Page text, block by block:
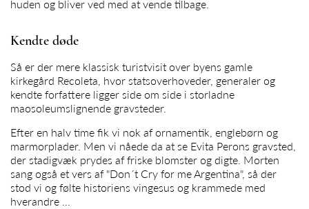
huden og bliver ved med at vende tilbage.
Kendte døde
Så er der mere klassisk turistvisit over byens gamle
kirkegård Recoleta, hvor statsoverhoveder, generaler og
kendte forfattere ligger side om side i storladne
maosoleumslignende gravsteder.
Efter en halv time fik vi nok af ornamentik, englebørn og
marmorplader. Men vi nåede da at se Evita Perons gravsted,
der stadigvæk prydes af friske blomster og digte. Morten
sang også et vers af "Don´t Cry for me Argentina", så der
stod vi og følte historiens vingesus og krammede med
hverandre ...